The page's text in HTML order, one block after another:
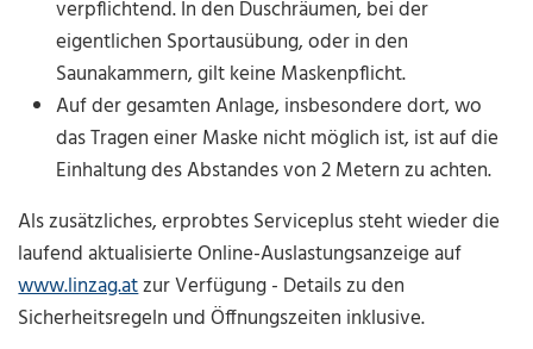
verpflichtend. In den Duschräumen, bei der
eigentlichen Sportausübung, oder in den
Saunakammern, gilt keine Maskenpflicht.
Auf der gesamten Anlage, insbesondere dort, wo
das Tragen einer Maske nicht möglich ist, ist auf die
Einhaltung des Abstandes von 2 Metern zu achten.
Als zusätzliches, erprobtes Serviceplus steht wieder die
laufend aktualisierte Online-Auslastungsanzeige auf
www.linzag.atzur Verfügung - Details zu den
Sicherheitsregeln und Öffnungszeiten inklusive.